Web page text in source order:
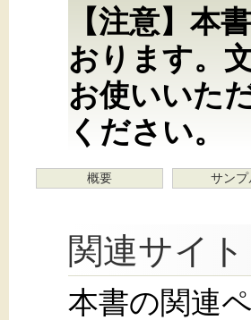
【注意】本
おります。
お使いいた
ください。
概要 サンプ
関連サイト
本書の関連